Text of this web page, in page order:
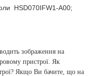
HSD070IFW1-A00;
зображення на
пристрої. Як
Якщо Ви бачите, що на